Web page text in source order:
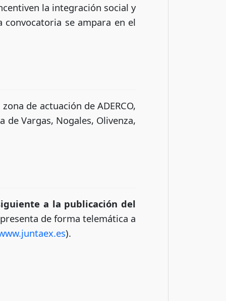
la integración social y
convocatoria se ampara en el
de actuación de ADERCO,
Vargas, Nogales, Olivenza,
a la publicación del
de forma telemática a
).